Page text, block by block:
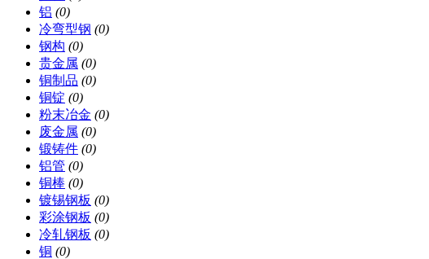
铝 (0)
冷弯型钢 (0)
钢构 (0)
贵金属 (0)
铜制品 (0)
铜锭 (0)
粉末冶金 (0)
废金属 (0)
锻铸件 (0)
铝管 (0)
铜棒 (0)
镀锡钢板 (0)
彩涂钢板 (0)
冷轧钢板 (0)
铜 (0)